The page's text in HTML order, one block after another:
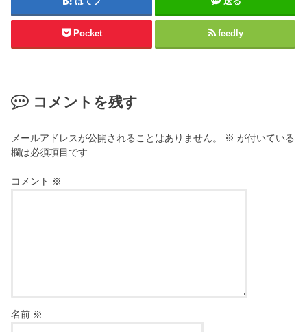
Pocket feedly
コメントを残す
メールアドレスが公開されることはありません。 ※ が付いている
欄は必須項目です
コメント ※
名前 ※